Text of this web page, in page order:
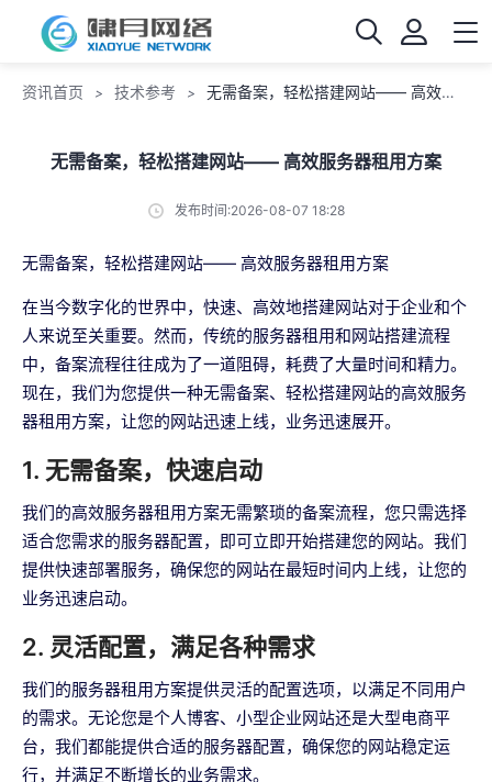
资讯首页 > 技术参考 > 无需备案，轻松搭建网站—— 高效服务器租用方案
无需备案，轻松搭建网站—— 高效服务器租用方案
发布时间:2026-08-07 18:28
无需备案，轻松搭建网站—— 高效服务器租用方案
在当今数字化的世界中，快速、高效地搭建网站对于企业和个
人来说至关重要。然而，传统的服务器租用和网站搭建流程
中，备案流程往往成为了一道阻碍，耗费了大量时间和精力。
现在，我们为您提供一种无需备案、轻松搭建网站的高效服务
器租用方案，让您的网站迅速上线，业务迅速展开。
1. 无需备案，快速启动
我们的高效服务器租用方案无需繁琐的备案流程，您只需选择
适合您需求的服务器配置，即可立即开始搭建您的网站。我们
提供快速部署服务，确保您的网站在最短时间内上线，让您的
业务迅速启动。
2. 灵活配置，满足各种需求
我们的服务器租用方案提供灵活的配置选项，以满足不同用户
的需求。无论您是个人博客、小型企业网站还是大型电商平
台，我们都能提供合适的服务器配置，确保您的网站稳定运
行，并满足不断增长的业务需求。